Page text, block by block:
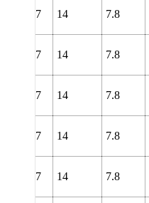
139.7 14 7.8
139.7 14 7.8
139.7 14 7.8
139.7 14 7.8
139.7 14 7.8